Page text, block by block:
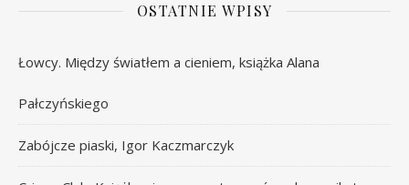
OSTATNIE WPISY
Łowcy. Między światłem a cieniem, książka Alana
Pałczyńskiego
Zabójcze piaski, Igor Kaczmarczyk